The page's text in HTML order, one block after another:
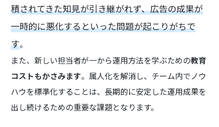
積されてきた知見が引き継がれず、広告の成果が
一時的に悪化するといった問題が起こりがちで
す。
また、新しい担当者が一から運用方法を学ぶための教育
コストもかさみます。属人化を解消し、チーム内でノウ
ハウを標準化することは、長期的に安定した運用成果を
出し続けるための重要な課題となります。